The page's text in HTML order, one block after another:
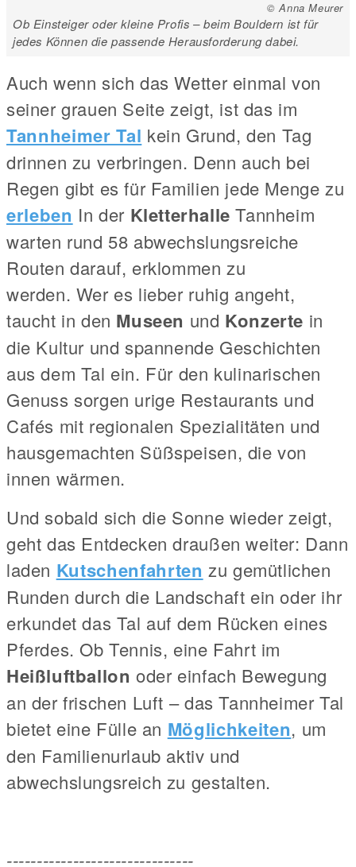
© Anna Meurer
Ob Einsteiger oder kleine Profis – beim Bouldern ist für
jedes Können die passende Herausforderung dabei.
Auch wenn sich das Wetter einmal von
seiner grauen Seite zeigt, ist das im
Tannheimer Tal kein Grund, den Tag
drinnen zu verbringen. Denn auch bei
Regen gibt es für Familien jede Menge zu
erleben In der Kletterhalle Tannheim
warten rund 58 abwechslungsreiche
Routen darauf, erklommen zu
werden. Wer es lieber ruhig angeht,
taucht in den Museen und Konzerte in
die Kultur und spannende Geschichten
aus dem Tal ein. Für den kulinarischen
Genuss sorgen urige Restaurants und
Cafés mit regionalen Spezialitäten und
hausgemachten Süßspeisen, die von
innen wärmen.
Und sobald sich die Sonne wieder zeigt,
geht das Entdecken draußen weiter: Dann
laden Kutschenfahrten zu gemütlichen
Runden durch die Landschaft ein oder ihr
erkundet das Tal auf dem Rücken eines
Pferdes. Ob Tennis, eine Fahrt im
Heißluftballon oder einfach Bewegung
an der frischen Luft – das Tannheimer Tal
bietet eine Fülle an Möglichkeiten, um
den Familienurlaub aktiv und
abwechslungsreich zu gestalten.
-------------------------------